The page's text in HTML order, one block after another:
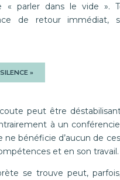
parler dans le vide ».
de retour
»
peut être
à un
ne bénéficie d’aucun de
et en son travail.
se trouve peut,